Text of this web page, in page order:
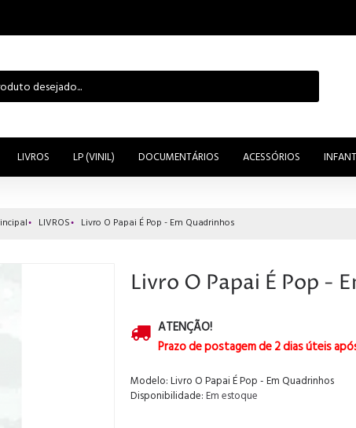
LIVROS LP (VINIL) DOCUMENTÁRIOS ACESSÓRIOS
LIVROS Livro O Papai É Pop - Em Quadrinhos
Livro O Papai É Pop -
ATENÇÃO!
Prazo de postagem de 2 dias úteis
Modelo:Livro O Papai É Pop - Em Quadrinhos
Disponibilidade:Em estoque